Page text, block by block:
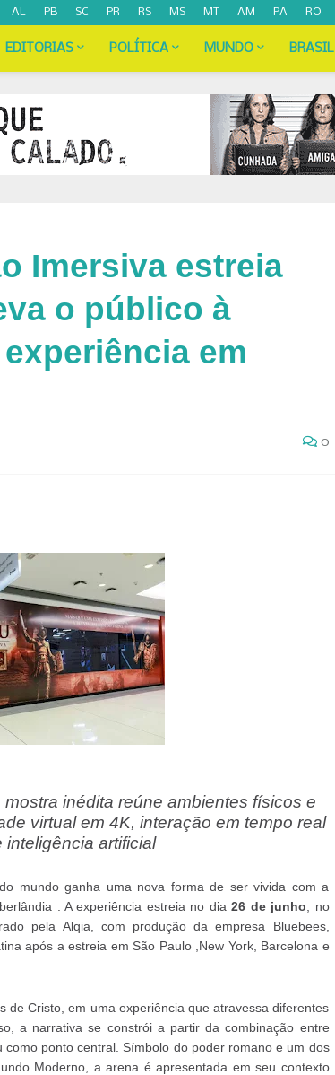
AL PB SC PR RS MS MT AM PA RO
EDITORIAS POLÍTICA MUNDO BRASIL
Imersiva estreia
o público à
em
0
inédita reúne ambientes físicos e
virtual em 4K, interação em tempo real
inteligência artificial
mundo ganha uma nova forma de ser vivida com a
. A experiência estreia no dia 26 de junho , no
pela Alqia, com produção da empresa Bluebees,
após a estreia em São Paulo ,New York, Barcelona e
de Cristo, em uma experiência que atravessa diferentes
a narrativa se constrói a partir da combinação entre
ponto central. Símbolo do poder romano e um dos
Moderno, a arena é apresentada em seu contexto